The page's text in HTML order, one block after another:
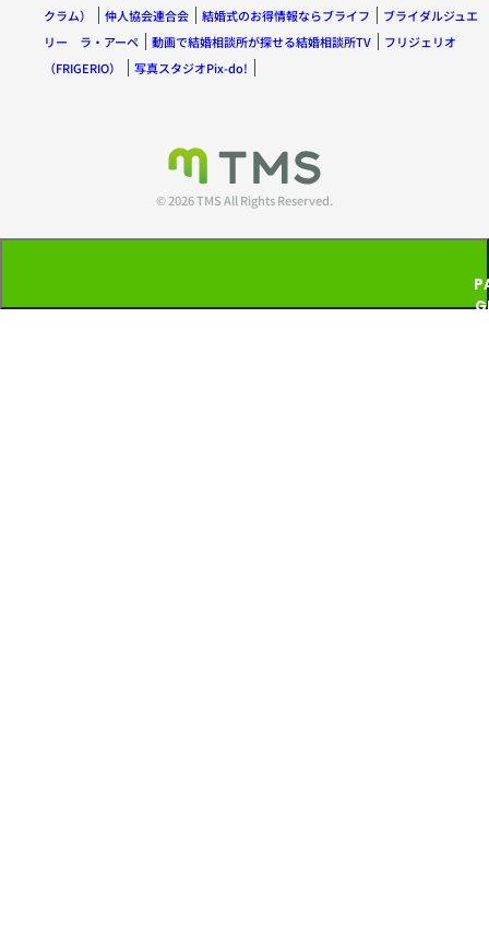
クラム）
仲人協会連合会 結婚式のお得情報ならブライフ
ブライダルジュエ
リー ラ・アーペ
動画で結婚相談所が探せる結婚相談所TV
フリジェリオ
（FRIGERIO）
写真スタジオPix-do!
© 2026 TMS All Rights Reserved.